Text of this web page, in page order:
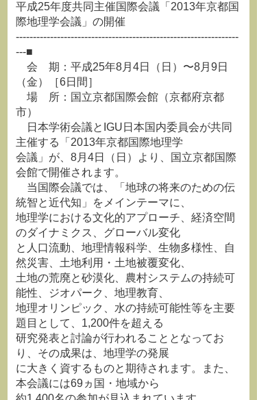
平成25年度共同主催国際会議「2013年京都国
際地理学会議」の開催
-----------------------------------------------------------------
---■
会 期：平成25年8月4日（日）〜8月9日
（金）［6日間］
場 所：国立京都国際会館（京都府京都
市）
日本学術会議とIGU日本国内委員会が共同
主催する「2013年京都国際地理学
会議」が、8月4日（日）より、国立京都国際
会館で開催されます。
当国際会議では、「地球の将来のための伝
統智と近代知」をメインテーマに、
地理学における文化的アプローチ、経済空間
のダイナミクス、グローバル変化
と人口流動、地理情報科学、生物多様性、自
然災害、土地利用・土地被覆変化、
土地の荒廃と砂漠化、農村システムの持続可
能性、ジオパーク、地理教育、
地理オリンピック、水の持続可能性等を主要
題目として、1,200件を超える
研究発表と討論が行われることとなってお
り、その成果は、地理学の発展
に大きく資するものと期待されます。また、
本会議には69ヵ国・地域から